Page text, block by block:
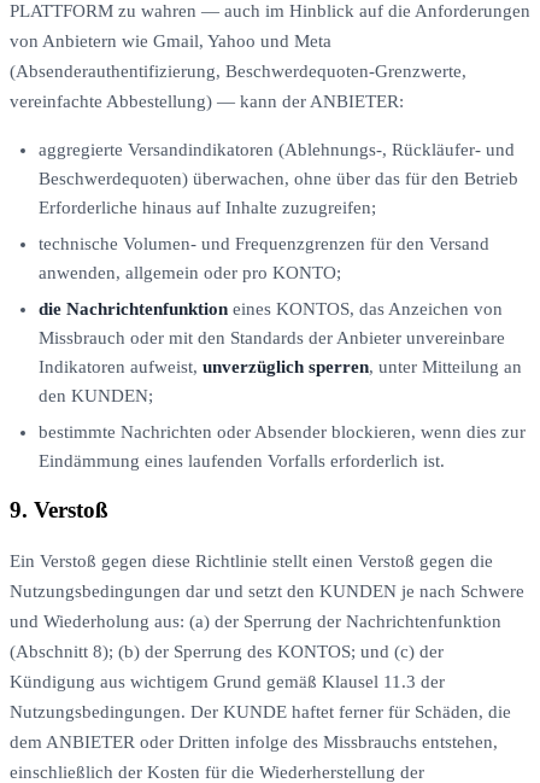
PLATTFORM zu wahren — auch im Hinblick auf die Anforderungen
von Anbietern wie Gmail, Yahoo und Meta
(Absenderauthentifizierung, Beschwerdequoten-Grenzwerte,
vereinfachte Abbestellung) — kann der ANBIETER:
aggregierte Versandindikatoren (Ablehnungs-, Rückläufer- und
Beschwerdequoten) überwachen, ohne über das für den Betrieb
Erforderliche hinaus auf Inhalte zuzugreifen;
technische Volumen- und Frequenzgrenzen für den Versand
anwenden, allgemein oder pro KONTO;
die Nachrichtenfunktion eines KONTOS, das Anzeichen von
Missbrauch oder mit den Standards der Anbieter unvereinbare
Indikatoren aufweist, unverzüglich sperren, unter Mitteilung an
den KUNDEN;
bestimmte Nachrichten oder Absender blockieren, wenn dies zur
Eindämmung eines laufenden Vorfalls erforderlich ist.
9. Verstoß
Ein Verstoß gegen diese Richtlinie stellt einen Verstoß gegen die
Nutzungsbedingungen dar und setzt den KUNDEN je nach Schwere
und Wiederholung aus: (a) der Sperrung der Nachrichtenfunktion
(Abschnitt 8); (b) der Sperrung des KONTOS; und (c) der
Kündigung aus wichtigem Grund gemäß Klausel 11.3 der
Nutzungsbedingungen. Der KUNDE haftet ferner für Schäden, die
dem ANBIETER oder Dritten infolge des Missbrauchs entstehen,
einschließlich der Kosten für die Wiederherstellung der